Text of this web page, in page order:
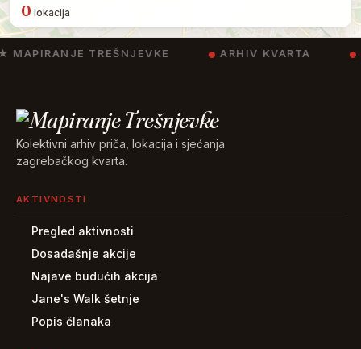
0 lokacija
MAPIRANJE TREŠNJEVKE ARHIV KVARTA
Kolektivni arhiv priča, lokacija i sjećanja
zagrebačkog kvarta.
AKTIVNOSTI
Pregled aktivnosti
Dosadašnje akcije
Najave budućih akcija
Jane's Walk šetnje
Popis članaka